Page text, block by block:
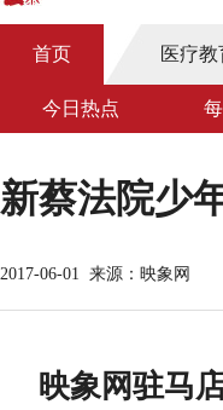
首页 医疗教
今日热点
新蔡法院少
2017-06-01 来源：映象网
映象网驻马